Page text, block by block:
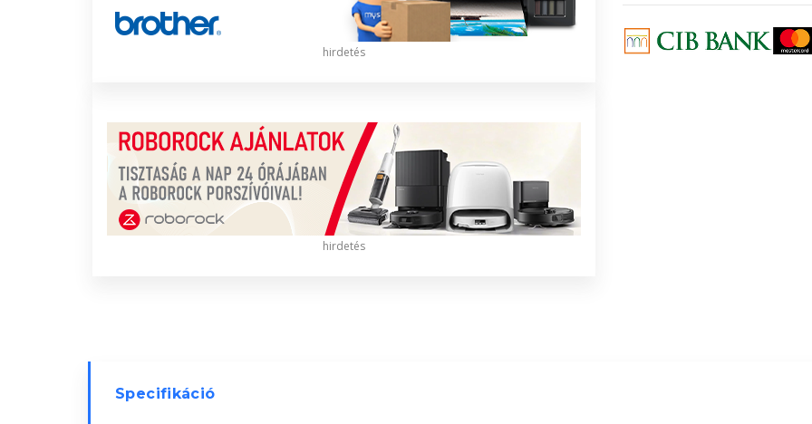
hirdetés
hirdetés
Specifikáció